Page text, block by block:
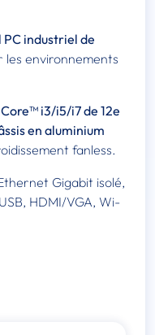
industriel de
les environnements
i3/i5/i7 de 12e
en aluminium
fanless.
Gigabit isolé,
HDMI/VGA, Wi-